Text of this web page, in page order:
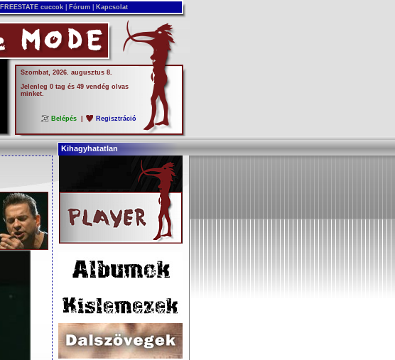
FREESTATE cuccok Fórum Kapcsolat
Szombat, 2026. augusztus 8.
Jelenleg 0 tag és 49 vendég olvas
minket.
Belépés Regisztráció
Kihagyhatatlan